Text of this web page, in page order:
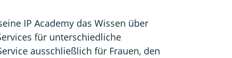
IP Academy das Wissen über
für unterschiedliche
ausschließlich für Frauen, den